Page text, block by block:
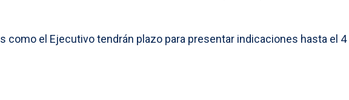
como el Ejecutivo tendrán plazo para presentar indicaciones hasta el 4